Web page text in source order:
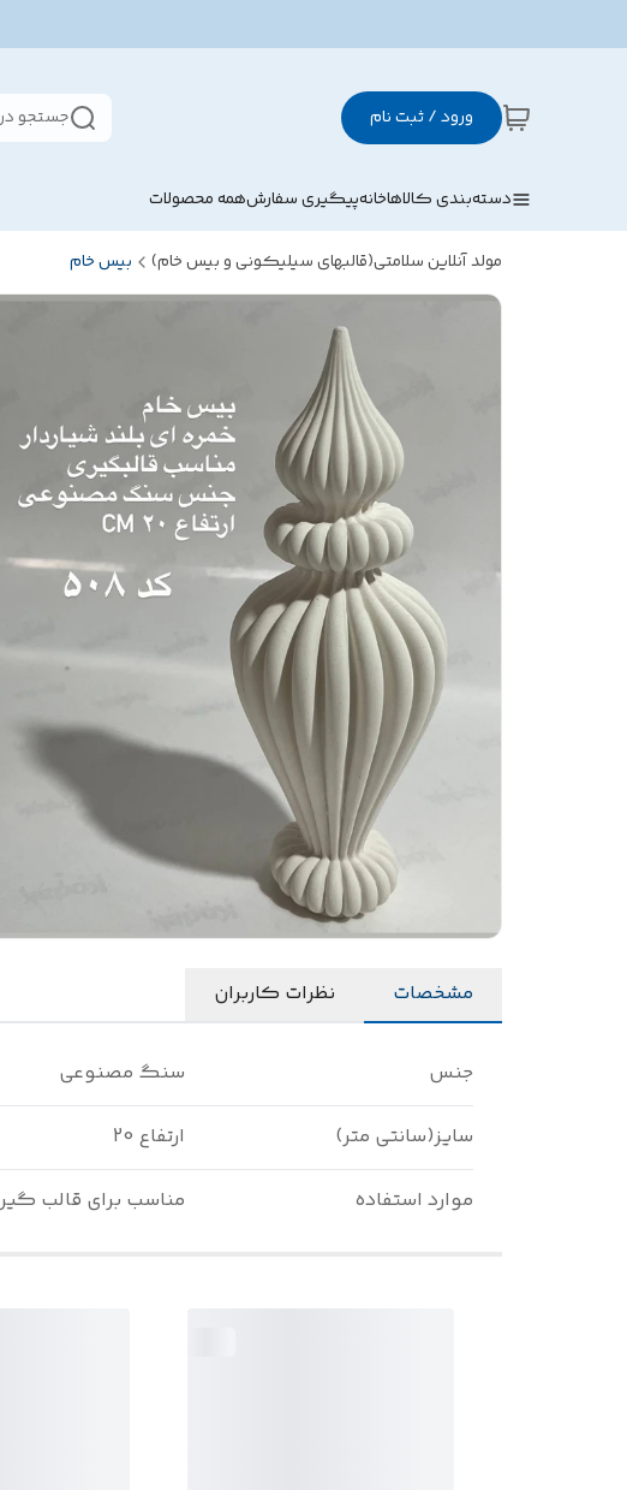
ورود / ثبت نام جستجو
دسته‌بندی کالاهاخانهپیگیری سفارشهمه محصولات
مولد آنلاین سلامتی(قالبهای سیلیکونی و بیس خام) بیس خام
مشخصات نظرات کاربران
جنس سنگ مصنوعی
سایز(سانتی متر) ارتفاع 20
موارد استفاده مناسب برای قالب